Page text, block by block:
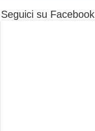
Seguici su Facebook